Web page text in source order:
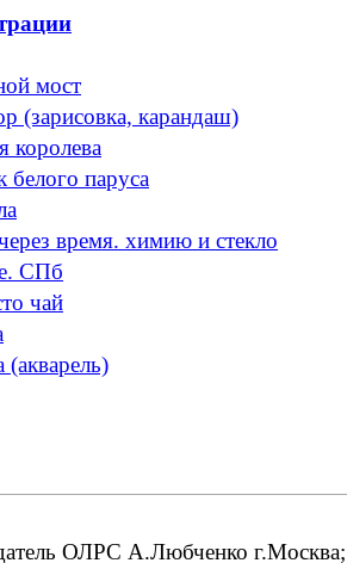
мост
(зарисовка, карандаш)
королева
белого паруса
время. химию и стекло
СПб
чай
(акварель)
ОЛРС А.Любченко г.Москва;